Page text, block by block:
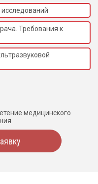
Требования к
медицинского